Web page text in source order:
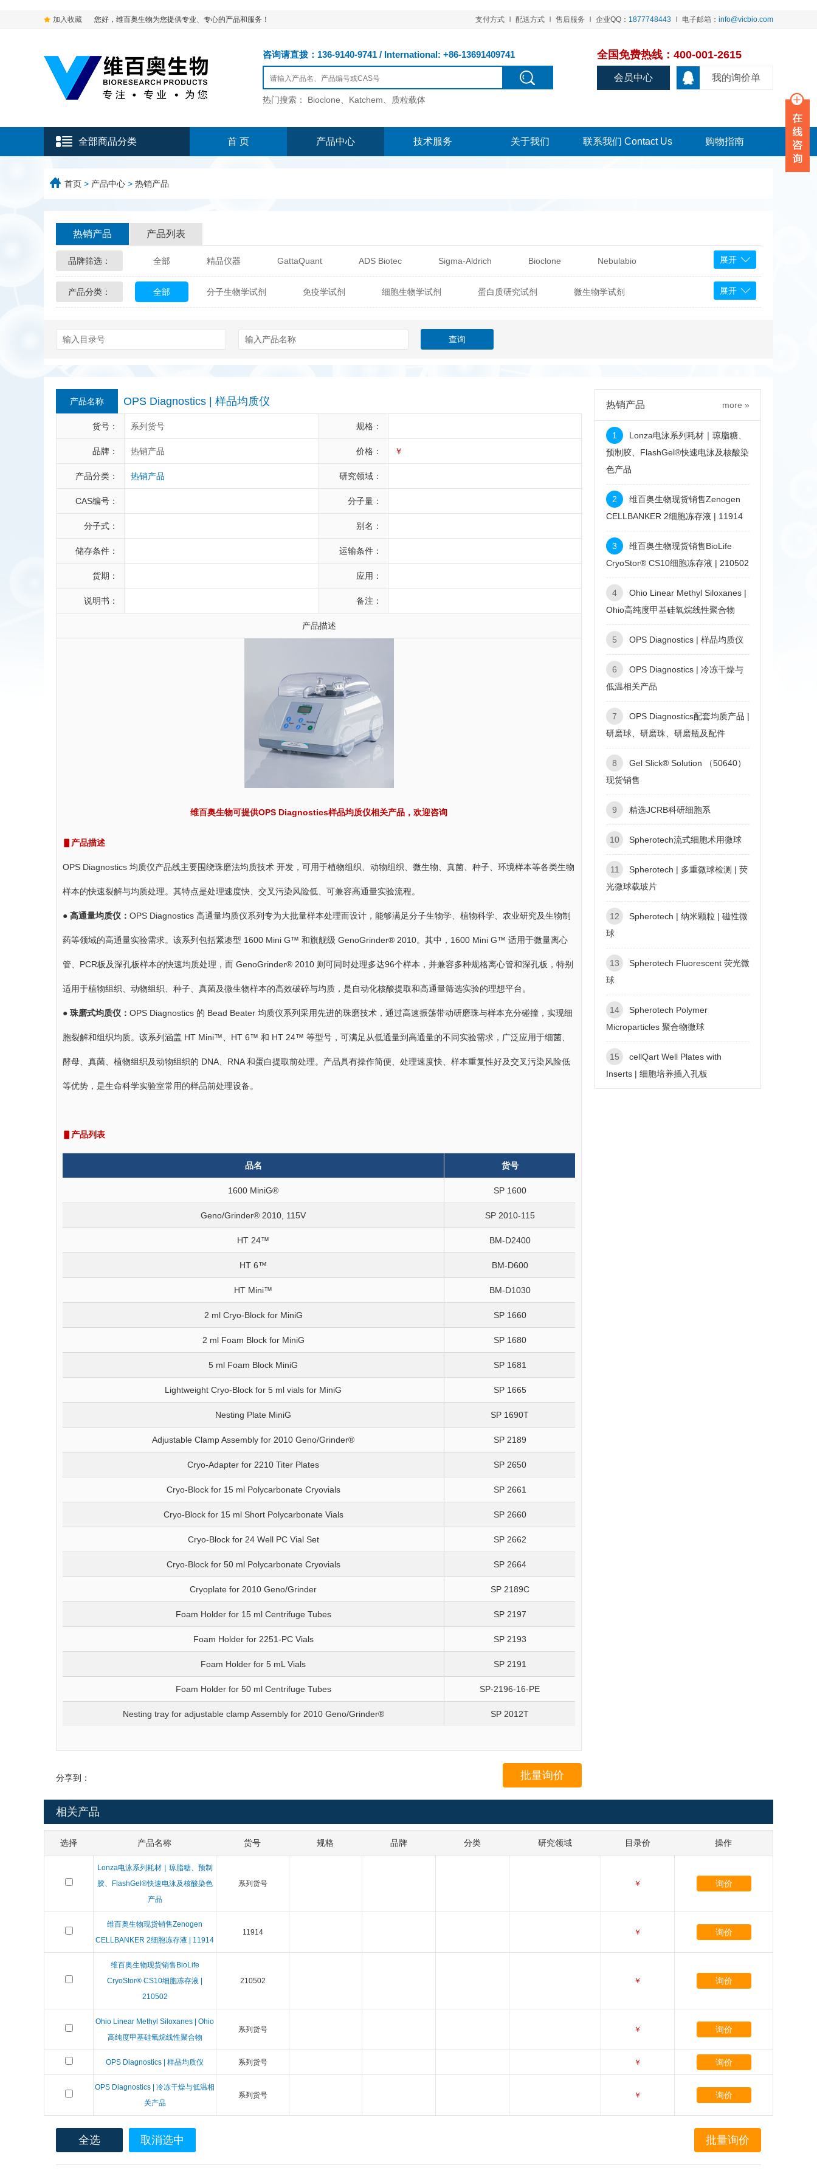
加入收藏 您好，维百奥生物为您提供专业、专心的产品和服务！ 支付方式 配送方式 售后服务 企业QQ： 1877748443 电子邮箱： info@vicbio.com
咨询请直拨：136-9140-9741 / International: +86-13691409741
热门搜索： Bioclone、Katchem、质粒载体
全国免费热线：400-001-2615
我的询价单
会员中心
全部商品分类 首 页 产品中心 技术服务 关于我们 联系我们 Contact Us 购物指南
首页 > 产品中心 > 热销产品
热销产品 产品列表
品牌筛选： 全部 精品仪器 GattaQuant ADS Biotec Sigma-Aldrich Bioclone Nebulabio
Glycon Biochem Sterlitech 热销产品 辰辉创聚生物® (Nebulabio) BPS Bioscience
Mediagnost
Cytodiagnostics Katchem
Berry & Associates Hybrid Plastics Sunrise Science
LGC Maine Standards Pall 康为世纪
Abbexa AbD Serotec Abnova Active Motif
展开
产品分类： 全部 分子生物学试剂 免疫学试剂 细胞生物学试剂 蛋白质研究试剂 微生物学试剂 展开
产品名称 OPS Diagnostics | 样品均质仪
货号： 系列货号 规格：
品牌： 热销产品 价格： ￥
产品分类： 热销产品 研究领域：
CAS编号： 分子量：
分子式： 别名：
储存条件： 运输条件：
货期： 应用：
说明书： 备注：
产品描述
维百奥生物可提供OPS Diagnostics样品均质仪相关产品，欢迎咨询
▋产品描述
OPS Diagnostics 均质仪产品线主要围绕珠磨法均质技术 开发，可用于植物组织、动物组织、微生物、真菌、种子、环境样本等各类生物
样本的快速裂解与均质处理。其特点是处理速度快、交叉污染风险低、可兼容高通量实验流程。
● 高通量均质仪： OPS Diagnostics 高通量均质仪系列专为大批量样本处理而设计，能够满足分子生物学、植物科学、农业研究及生物制
药等领域的高通量实验需求。该系列包括紧凑型 1600 Mini G™ 和旗舰级 GenoGrinder® 2010。其中，1600 Mini G™ 适用于微量离心
管、PCR板及深孔板样本的快速均质处理，而 GenoGrinder® 2010 则可同时处理多达96个样本，并兼容多种规格离心管和深孔板，特别
适用于植物组织、动物组织、种子、真菌及微生物样本的高效破碎与均质，是自动化核酸提取和高通量筛选实验的理想平台。
● 珠磨式均质仪： OPS Diagnostics 的 Bead Beater 均质仪系列采用先进的珠磨技术，通过高速振荡带动研磨珠与样本充分碰撞，实现细
胞裂解和组织均质。该系列涵盖 HT Mini™、HT 6™ 和 HT 24™ 等型号，可满足从低通量到高通量的不同实验需求，广泛应用于细菌、
酵母、真菌、植物组织及动物组织的 DNA、RNA 和蛋白提取前处理。产品具有操作简便、处理速度快、样本重复性好及交叉污染风险低
等优势，是生命科学实验室常用的样品前处理设备。
▋产品列表
品名 货号
1600 MiniG® SP 1600
Geno/Grinder® 2010, 115V SP 2010-115
HT 24™ BM-D2400
HT 6™ BM-D600
HT Mini™ BM-D1030
2 ml Cryo-Block for MiniG SP 1660
2 ml Foam Block for MiniG SP 1680
5 ml Foam Block MiniG SP 1681
Lightweight Cryo-Block for 5 ml vials for MiniG SP 1665
Nesting Plate MiniG SP 1690T
Adjustable Clamp Assembly for 2010 Geno/Grinder® SP 2189
Cryo-Adapter for 2210 Titer Plates SP 2650
Cryo-Block for 15 ml Polycarbonate Cryovials SP 2661
Cryo-Block for 15 ml Short Polycarbonate Vials SP 2660
Cryo-Block for 24 Well PC Vial Set SP 2662
Cryo-Block for 50 ml Polycarbonate Cryovials SP 2664
Cryoplate for 2010 Geno/Grinder SP 2189C
Foam Holder for 15 ml Centrifuge Tubes SP 2197
Foam Holder for 2251-PC Vials SP 2193
Foam Holder for 5 mL Vials SP 2191
Foam Holder for 50 ml Centrifuge Tubes SP-2196-16-PE
Nesting tray for adjustable clamp Assembly for 2010 Geno/Grinder® SP 2012T
分享到： 批量询价
热销产品 more »
1
Lonza电泳系列耗材｜琼脂糖、
预制胶、FlashGel®快速电泳及核酸染
色产品
2
维百奥生物现货销售Zenogen
CELLBANKER 2细胞冻存液 | 11914
3
维百奥生物现货销售BioLife
CryoStor® CS10细胞冻存液 | 210502
4
Ohio Linear Methyl Siloxanes |
Ohio高纯度甲基硅氧烷线性聚合物
5 OPS Diagnostics | 样品均质仪
6
OPS Diagnostics | 冷冻干燥与
低温相关产品
7
OPS Diagnostics配套均质产品 |
研磨球、研磨珠、研磨瓶及配件
8
Gel Slick® Solution （50640）
现货销售
9 精选JCRB科研细胞系
10 Spherotech流式细胞术用微球
11
Spherotech | 多重微球检测 | 荧
光微球载玻片
12
Spherotech | 纳米颗粒 | 磁性微
球
13
Spherotech Fluorescent 荧光微
球
14
Spherotech Polymer
Microparticles 聚合物微球
15
cellQart Well Plates with
Inserts | 细胞培养插入孔板
相关产品
选择 产品名称 货号 规格 品牌 分类 研究领域 目录价 操作
Lonza电泳系列耗材｜琼脂糖、预制
胶、FlashGel®快速电泳及核酸染色
产品
系列货号 ￥ 询价
维百奥生物现货销售Zenogen
CELLBANKER 2细胞冻存液 | 11914
11914 ￥ 询价
维百奥生物现货销售BioLife
CryoStor® CS10细胞冻存液 |
210502
210502 ￥ 询价
Ohio Linear Methyl Siloxanes | Ohio
高纯度甲基硅氧烷线性聚合物
系列货号 ￥ 询价
OPS Diagnostics | 样品均质仪 系列货号 ￥ 询价
OPS Diagnostics | 冷冻干燥与低温相
关产品
系列货号 ￥ 询价
全选 取消选中